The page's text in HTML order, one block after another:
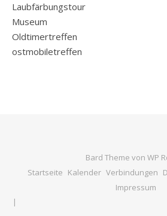
Laubfärbungstour
Museum
Oldtimertreffen
ostmobiletreffen
Bard Theme von WP
Startseite Kalender Verbindungen
Impressum